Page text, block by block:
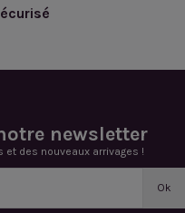
newsletter
des nouveaux arrivages !